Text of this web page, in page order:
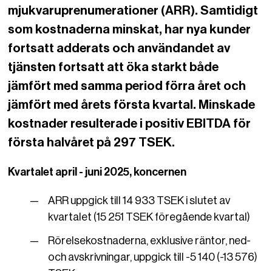
mjukvaruprenumerationer (ARR). Samtidigt
som kostnaderna minskat, har nya kunder
fortsatt adderats och användandet av
tjänsten fortsatt att öka starkt både
jämfört med samma period förra året och
jämfört med årets första kvartal. Minskade
kostnader resulterade i positiv EBITDA för
första halvåret på 297 TSEK.
Kvartalet april - juni 2025, koncernen
ARR uppgick till 14 933 TSEK i slutet av
kvartalet (15 251 TSEK föregående kvartal)
Rörelsekostnaderna, exklusive räntor, ned-
och avskrivningar, uppgick till -5 140 (-13 576)